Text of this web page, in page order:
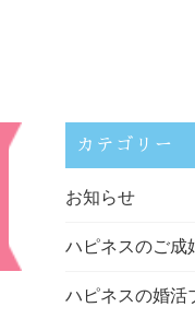
カテゴリー
お知らせ
ハピネスのご成
ハピネスの婚活